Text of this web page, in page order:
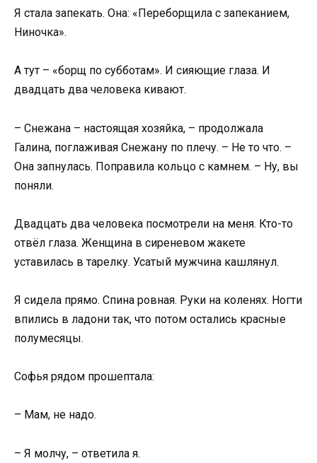
Я стала запекать. Она: «Переборщила с запеканием,
Ниночка».
А тут – «борщ по субботам». И сияющие глаза. И
двадцать два человека кивают.
– Снежана – настоящая хозяйка, – продолжала
Галина, поглаживая Снежану по плечу. – Не то что. –
Она запнулась. Поправила кольцо с камнем. – Ну, вы
поняли.
Двадцать два человека посмотрели на меня. Кто-то
отвёл глаза. Женщина в сиреневом жакете
уставилась в тарелку. Усатый мужчина кашлянул.
Я сидела прямо. Спина ровная. Руки на коленях. Ногти
впились в ладони так, что потом остались красные
полумесяцы.
Софья рядом прошептала:
– Мам, не надо.
– Я молчу, – ответила я.